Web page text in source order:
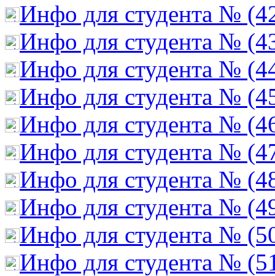
Инфо для студента №
Инфо для студента №
Инфо для студента №
Инфо для студента №
Инфо для студента №
Инфо для студента №
Инфо для студента №
Инфо для студента №
Инфо для студента №
Инфо для студента №